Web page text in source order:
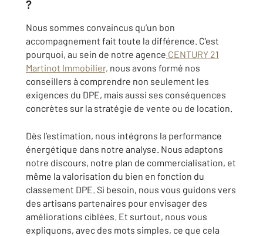
?
Nous sommes convaincus qu’un bon
accompagnement fait toute la différence. C’est
pourquoi, au sein de notre agence CENTURY 21
Martinot Immobilier, nous avons formé nos
conseillers à comprendre non seulement les
exigences du DPE, mais aussi ses conséquences
concrètes sur la stratégie de vente ou de location.
Dès l’estimation, nous intégrons la performance
énergétique dans notre analyse. Nous adaptons
notre discours, notre plan de commercialisation, et
même la valorisation du bien en fonction du
classement DPE. Si besoin, nous vous guidons vers
des artisans partenaires pour envisager des
améliorations ciblées. Et surtout, nous vous
expliquons, avec des mots simples, ce que cela